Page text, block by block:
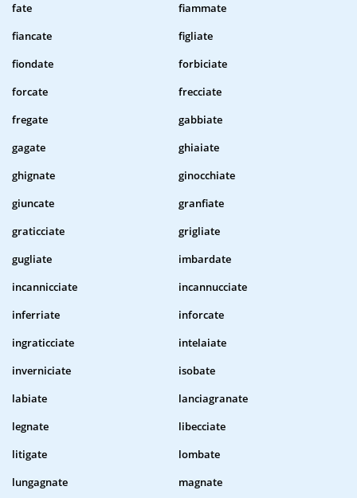
fate
fiammate
fiancate
figliate
fiondate
forbiciate
forcate
frecciate
fregate
gabbiate
gagate
ghiaiate
ghignate
ginocchiate
giuncate
granfiate
graticciate
grigliate
gugliate
imbardate
incannicciate
incannucciate
inferriate
inforcate
ingraticciate
intelaiate
inverniciate
isobate
labiate
lanciagranate
legnate
libecciate
litigate
lombate
lungagnate
magnate